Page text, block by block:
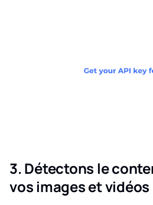
3. Détectons le
vos images et vidéos